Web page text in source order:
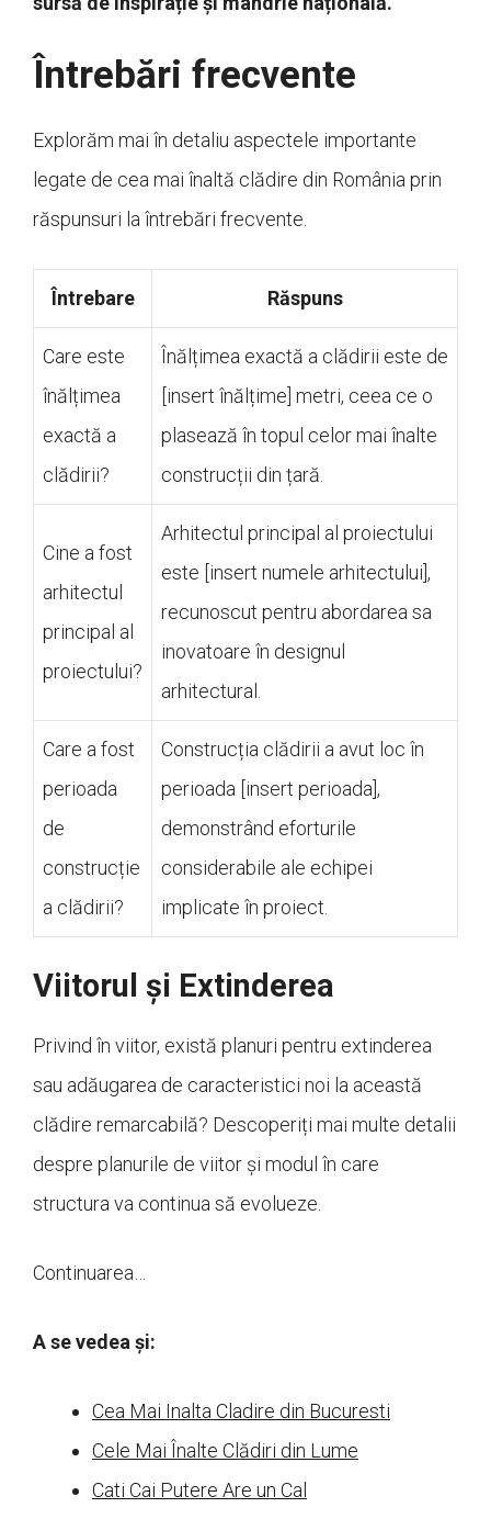
Întrebări frecvente
Explorăm mai în detaliu aspectele importante
legate de cea mai înaltă clădire din România prin
răspunsuri la întrebări frecvente.
Întrebare Răspuns
Care este
înălțimea
exactă a
clădirii?
Înălțimea exactă a clădirii este de
[insert înălțime] metri, ceea ce o
plasează în topul celor mai înalte
construcții din țară.
Cine a fost
arhitectul
principal al
proiectului?
Arhitectul principal al proiectului
este [insert numele arhitectului],
recunoscut pentru abordarea sa
inovatoare în designul
arhitectural.
Care a fost
perioada
de
construcție
a clădirii?
Construcția clădirii a avut loc în
perioada [insert perioada],
demonstrând eforturile
considerabile ale echipei
implicate în proiect.
Viitorul și Extinderea
Privind în viitor, există planuri pentru extinderea
sau adăugarea de caracteristici noi la această
clădire remarcabilă? Descoperiți mai multe detalii
despre planurile de viitor și modul în care
structura va continua să evolueze.
Continuarea…
A se vedea și:
Cea Mai Inalta Cladire din Bucuresti
Cele Mai Înalte Clădiri din Lume
Cati Cai Putere Are un Cal